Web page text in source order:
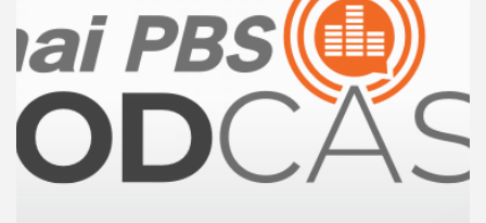
เพล
ย์
ลิ
สต์
ของ
คุณ